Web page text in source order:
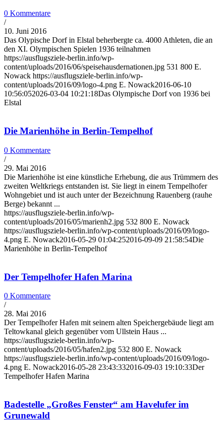
0 Kommentare
/
10. Juni 2016
Das Olypische Dorf in Elstal beherbergte ca. 4000 Athleten, die an
den XI. Olympischen Spielen 1936 teilnahmen
https://ausflugsziele-berlin.info/wp-
content/uploads/2016/06/speisehausdernationen.jpg 531 800 E.
Nowack https://ausflugsziele-berlin.info/wp-
content/uploads/2016/09/logo-4.png E. Nowack2016-06-10
10:56:052026-03-04 10:21:18Das Olympische Dorf von 1936 bei
Elstal
Die Marienhöhe in Berlin-Tempelhof
0 Kommentare
/
29. Mai 2016
Die Marienhöhe ist eine künstliche Erhebung, die aus Trümmern des
zweiten Weltkriegs entstanden ist. Sie liegt in einem Tempelhofer
Wohngebiet und ist auch unter der Bezeichnung Rauenberg (rauhe
Berge) bekannt ...
https://ausflugsziele-berlin.info/wp-
content/uploads/2016/05/marienh2.jpg 532 800 E. Nowack
https://ausflugsziele-berlin.info/wp-content/uploads/2016/09/logo-
4.png E. Nowack2016-05-29 01:04:252016-09-09 21:58:54Die
Marienhöhe in Berlin-Tempelhof
Der Tempelhofer Hafen Marina
0 Kommentare
/
28. Mai 2016
Der Tempelhofer Hafen mit seinem alten Speichergebäude liegt am
Teltowkanal gleich gegenüber vom Ullstein Haus ...
https://ausflugsziele-berlin.info/wp-
content/uploads/2016/05/hafen2.jpg 532 800 E. Nowack
https://ausflugsziele-berlin.info/wp-content/uploads/2016/09/logo-
4.png E. Nowack2016-05-28 23:43:332016-09-03 19:10:33Der
Tempelhofer Hafen Marina
Badestelle „Großes Fenster“ am Havelufer im
Grunewald